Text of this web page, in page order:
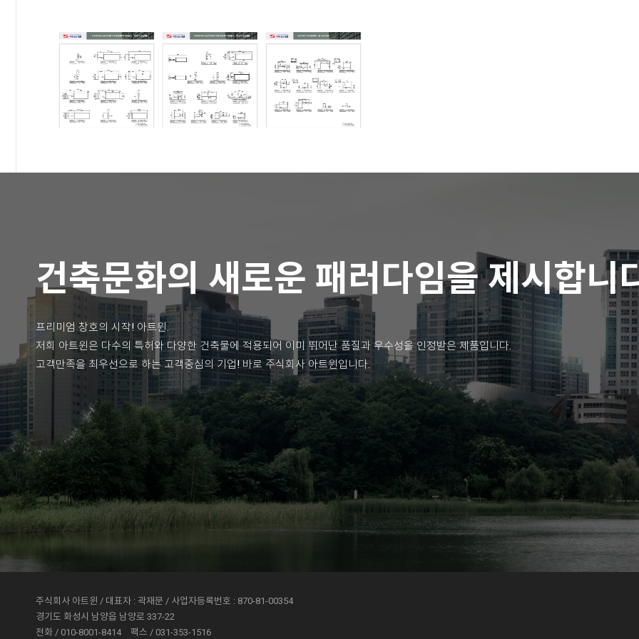
건축문화의 새로운 패러다임을 제시합니
프리미엄 창호의 시작! 아트윈.
저희 아트윈은 다수의 특허와 다양한 건축물에 적용되어 이미 뛰어난 품질과 우수성을 인정받은 제품입니다.
고객만족을 최우선으로 하는 고객중심의 기업! 바로 주식회사 아트윈입니다.
주식회사 아트윈 / 대표자 : 곽재문 / 사업자등록번호 : 870-81-00354
경기도 화성시 남양읍 남양로 337-22
전화 / 010-8001-8414
팩스 / 031-353-1516